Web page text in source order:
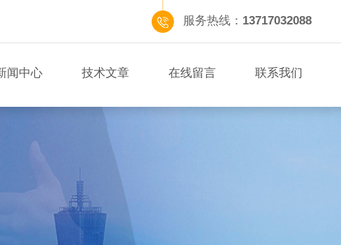
服务热线： 13717032088
闻中心 技术文章 在线留言 联系我们